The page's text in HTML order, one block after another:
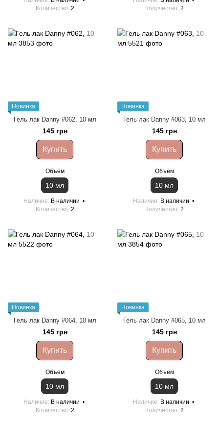
Количество 2
Количество 2
Новинка
Гель лак Danny #062, 10 мл
145 грн
Купить
Объем
10 мл
Наличие В наличии
Количество 2
Новинка
Гель лак Danny #063, 10 мл
145 грн
Купить
Объем
10 мл
Наличие В наличии
Количество 2
Новинка
Гель лак Danny #064, 10 мл
145 грн
Купить
Объем
10 мл
Наличие В наличии
Количество 2
Новинка
Гель лак Danny #065, 10 мл
145 грн
Купить
Объем
10 мл
Наличие В наличии
Количество 2